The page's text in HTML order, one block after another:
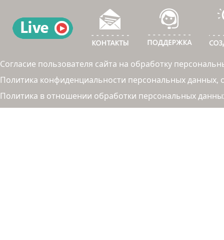
Согласие пользователя сайта на обработку
Политика конфиденциальности персональных
Политика в отношении обработки персональных